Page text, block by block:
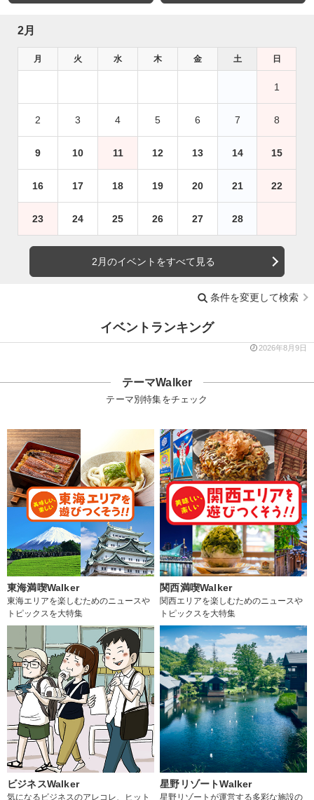
2月
月 火 水 木 金 土 日
1
2 3 4 5 6 7 8
9 10 11 12 13 14 15
16 17 18 19 20 21 22
23 24 25 26 27 28
2月のイベントをすべて見る
条件を変更して検索
イベントランキング
2026年8月9日
テーマWalker
テーマ別特集をチェック
東海満喫Walker
東海エリアを楽しむためのニュースや
トピックスを大特集
関西満喫Walker
関西エリアを楽しむためのニュースや
トピックスを大特集
ビジネスWalker
気になるビジネスのアレコレ、ヒット
星野リゾートWalker
星野リゾートが運営する多彩な施設の